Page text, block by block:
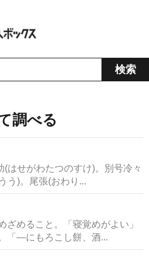
調べる
はせがわたつのすけ)。別号冷々
う)。尾張(おわり...
ざめること。「寝覚めがよい」
「―にもろこし餅、酒...